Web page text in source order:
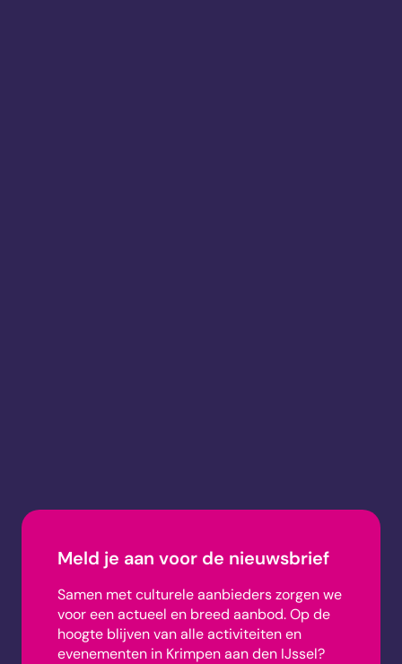
Meld je aan voor de nieuwsbrief
Samen met culturele aanbieders zorgen we
voor een actueel en breed aanbod.Op de
hoogte blijven van alle activiteiten en
evenementen in Krimpen aan den IJssel?